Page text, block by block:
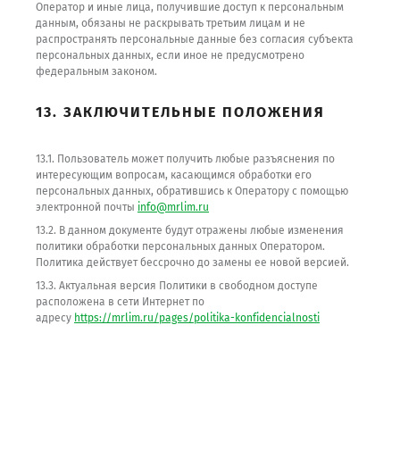
Оператор и иные лица, получившие доступ к персональным
данным, обязаны не раскрывать третьим лицам и не
распространять персональные данные без согласия субъекта
персональных данных, если иное не предусмотрено
федеральным законом.
13. ЗАКЛЮЧИТЕЛЬНЫЕ ПОЛОЖЕНИЯ
13.1. Пользователь может получить любые разъяснения по
интересующим вопросам, касающимся обработки его
персональных данных, обратившись к Оператору с помощью
электронной почты info@mrlim.ru
13.2. В данном документе будут отражены любые изменения
политики обработки персональных данных Оператором.
Политика действует бессрочно до замены ее новой версией.
13.3. Актуальная версия Политики в свободном доступе
расположена в сети Интернет по
адресу https://mrlim.ru/pages/politika-konfidencialnosti